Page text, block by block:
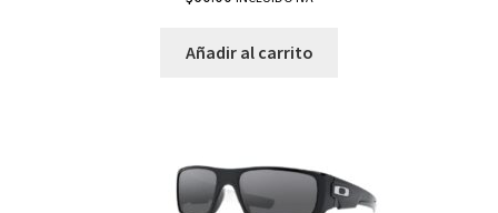
Añadir al carrito